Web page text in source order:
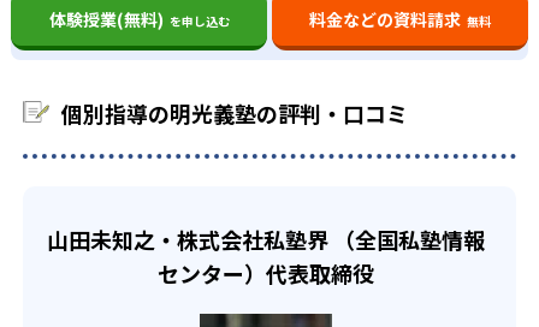
域の学校を熟知している。地域ごとの試験情報に基づいた
対策も可能。
を10段階に分け、授業や家庭学習で問題演習を行っている
ため、効率的に成績アップを狙える。
将来のために勉強したい人におすすめ
明光義塾は志望校に合わせて学習プランを提案。生徒に応
を引き出し、志望校選びをサポート。
ることもできる。
どんなデメリットがある？
あることだ。明光義塾は講師担任制度ではない。また、講
ー、主婦（主夫）、シニアなど幅広い世代で、未経験から
また、講師1人に対して生徒数の指定がない。そのため、1
人の授業にあまり時間がかけられない場合がある。
体験授業(無料) を申し込む 料金などの資料請求 無料
個別指導の明光義塾の評判・口コミ
山田未知之・株式会社私塾界 （全国私塾情報
センター）代表取締役